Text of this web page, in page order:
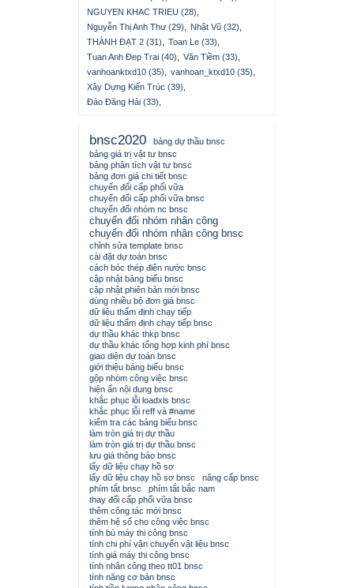
NGUYEN KHAC TRIEU (28)
Nguyễn Thị Anh Thư (29)
Nhật Vũ (32)
THÀNH ĐẠT 2 (31)
Toan Le (33)
Tuan Anh Đep Trai (40)
Văn Tiềm (33)
vanhoanktxd10 (35)
vanhoan_ktxd10 (35)
Xây Dựng Kiến Trúc (39)
Đào Đăng Hải (33)
bnsc2020
bảng dự thầu bnsc
bảng giá trị vật tư bnsc
bảng phân tích vật tư bnsc
bảng đơn giá chi tiết bnsc
chuyển đổi cấp phối vữa
chuyển đổi cấp phối vữa bnsc
chuyển đổi nhóm nc bnsc
chuyển đổi nhóm nhân công
chuyển đổi nhóm nhân công bnsc
chỉnh sửa template bnsc
cài đặt dự toán bnsc
cách bóc thép điện nước bnsc
cập nhật bảng biểu bnsc
cập nhật phiên bản mới bnsc
dùng nhiều bộ đơn giá bnsc
dữ liệu thẩm định chạy tiếp
dữ liệu thẩm định chạy tiếp bnsc
dự thầu khác thkp bnsc
dự thầu khác tổng hợp kinh phí bnsc
giao diện dự toán bnsc
giới thiệu bảng biểu bnsc
gộp nhóm công việc bnsc
hiện ẩn nội dung bnsc
khắc phục lỗi loadxls bnsc
khắc phục lỗi reff và #name
kiểm tra các bảng biểu bnsc
làm tròn giá trị dự thầu
làm tròn giá trị dự thầu bnsc
lưu giá thông báo bnsc
lấy dữ liệu chạy hồ sơ
lấy dữ liệu chạy hồ sơ bnsc
nâng cấp bnsc
phím tắt bnsc
phím tắt bắc nam
thay đổi cấp phối vữa bnsc
thêm công tác mới bnsc
thêm hệ số cho công việc bnsc
tính bù máy thi công bnsc
tính chi phí vận chuyển vật liệu bnsc
tính giá máy thi công bnsc
tính nhân công theo tt01 bnsc
tính năng cơ bản bnsc